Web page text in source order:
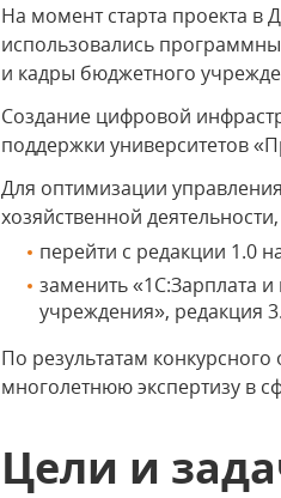
На момент старта проекта в
использовались
и кадры бюджетного
Создание цифровой
поддержки университетов
Для оптимизации
хозяйственной
перейти с редакции 1.0
заменить «1С:Зарплата
учреждения», редакция
По результатам
многолетнюю экспертизу в
Цели и